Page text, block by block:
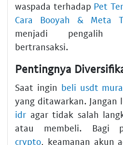
waspada terhadap Pet
Cara Booyah & Meta
menjadi pengalih
bertransaksi.
Pentingnya
Saat ingin beli usdt
yang ditawarkan.
idr agar tidak salah
atau membeli. Bagi
crypto, keamanan akun